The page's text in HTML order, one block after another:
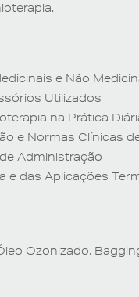
e Não
Utilizados
na Prática
e Normas Clínicas
Administração
e das Aplicações
Ozonizado,